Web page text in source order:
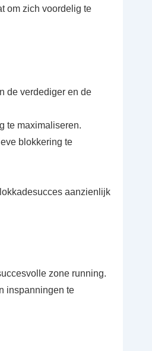
om zich voordelig te
de verdediger en de
te maximaliseren.
blokkering te
aanzienlijk
zone running.
inspanningen te